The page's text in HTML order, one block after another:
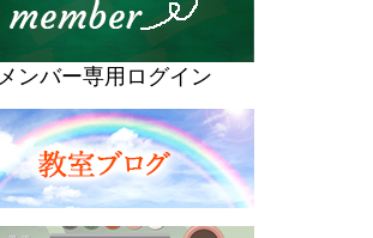
メンバー専用ログイン